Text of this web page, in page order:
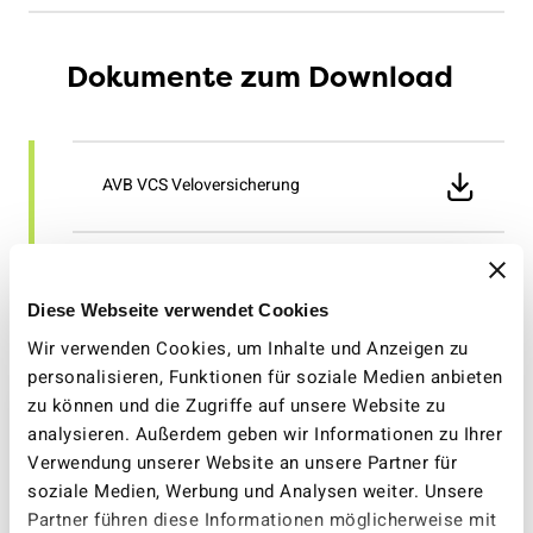
Diese Webseite verwendet Cookies
Wir verwenden Cookies, um Inhalte und Anzeigen zu
personalisieren, Funktionen für soziale Medien anbieten
zu können und die Zugriffe auf unsere Website zu
analysieren. Außerdem geben wir Informationen zu Ihrer
Verwendung unserer Website an unsere Partner für
soziale Medien, Werbung und Analysen weiter. Unsere
Partner führen diese Informationen möglicherweise mit
Der Versicherungsschutz endet mit der schriftlichen
Den Rabattcode können Sie im letzten Schritt des
+eingeben und anwenden.
Dokumente zum Download
AVB VCS Veloversicherung
Schaden melden